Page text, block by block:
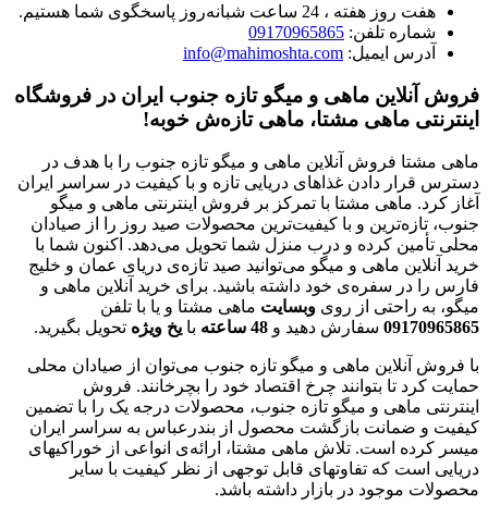
هفت روز هفته ، 24 ساعت شبانه‌روز پاسخگوی شما هستیم.
شماره تلفن: 09170965865
آدرس ایمیل: info@mahimoshta.com
فروش آنلاین ماهی و میگو تازه جنوب ایران در فروشگاه
اینترنتی ماهی مشتا، ماهی تازه‌ش خوبه!
ماهی مشتا فروش آنلاین ماهی و میگو تازه جنوب را با هدف در
دسترس قرار دادن غذاهای دریایی تازه و با کیفیت در سراسر ایران
آغاز کرد. ماهی مشتا با تمرکز بر فروش اینترنتی ماهی و میگو
جنوب، تازه‌ترین و با کیفیت‌ترین محصولات صید روز را از صیادان
محلی تأمین کرده و درب منزل شما تحویل می‌دهد. اکنون شما با
خرید آنلاین ماهی و میگو می‌توانید صید تازه‌ی دریای عمان و خلیج
فارس را در سفره‌ی خود داشته باشید. برای خرید آنلاین ماهی و
میگو، به راحتی از روی وبسایت ماهی مشتا و یا با تلفن
09170965865 سفارش دهید و 48 ساعته با یخ ویژه تحویل بگیرید.
با فروش آنلاین ماهی و میگو تازه جنوب می‌توان از صیادان محلی
حمایت کرد تا بتوانند چرخ اقتصاد خود را بچرخانند. فروش
اینترنتی ماهی و میگو تازه جنوب، محصولات درجه یک را با تضمین
کیفیت و ضمانت بازگشت محصول از بندرعباس به سراسر ایران
میسر کرده است. تلاش ماهی مشتا، ارائه‌ی انواعی از خوراکیهای
دریایی است که تفاوتهای قابل توجهی از نظر کیفیت با سایر
محصولات موجود در بازار داشته باشد.